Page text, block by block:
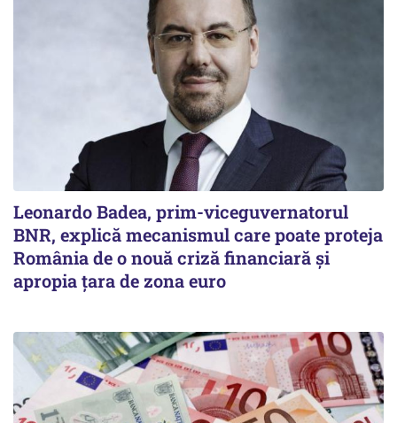
Leonardo Badea, prim-viceguvernatorul
BNR, explică mecanismul care poate proteja
România de o nouă criză financiară și
apropia țara de zona euro